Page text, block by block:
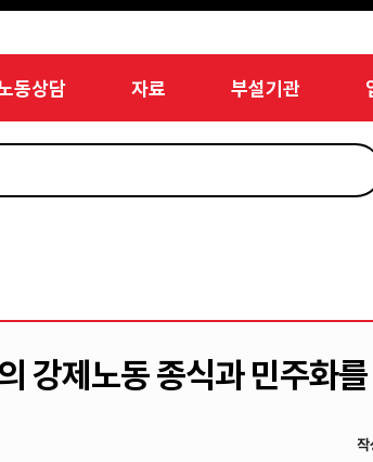
동상담 자료 부설기관
강제노동 종식과 민주화
작